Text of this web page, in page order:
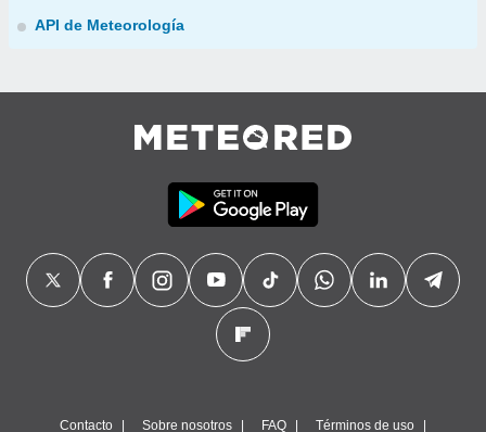
API de Meteorología
Contacto Sobre nosotros FAQ Términos de uso